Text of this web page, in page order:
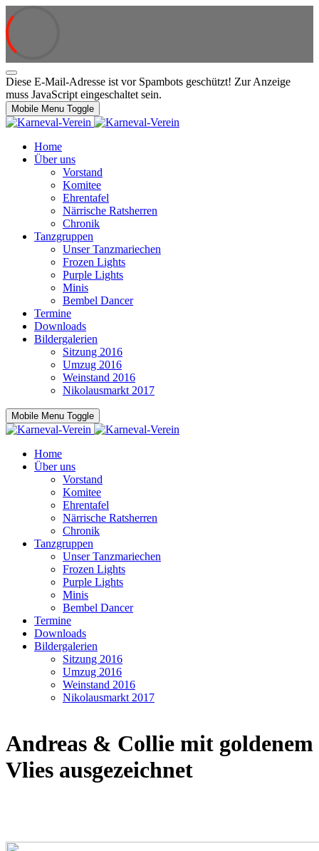
Diese E-Mail-Adresse ist vor Spambots geschützt! Zur Anzeige
muss JavaScript eingeschaltet sein.
Mobile Menu Toggle
Home
Über uns
Vorstand
Komitee
Ehrentafel
Närrische Ratsherren
Chronik
Tanzgruppen
Unser Tanzmariechen
Frozen Lights
Purple Lights
Minis
Bembel Dancer
Termine
Downloads
Bildergalerien
Sitzung 2016
Umzug 2016
Weinstand 2016
Nikolausmarkt 2017
Mobile Menu Toggle
Home
Über uns
Vorstand
Komitee
Ehrentafel
Närrische Ratsherren
Chronik
Tanzgruppen
Unser Tanzmariechen
Frozen Lights
Purple Lights
Minis
Bembel Dancer
Termine
Downloads
Bildergalerien
Sitzung 2016
Umzug 2016
Weinstand 2016
Nikolausmarkt 2017
Andreas & Collie mit goldenem
Vlies ausgezeichnet